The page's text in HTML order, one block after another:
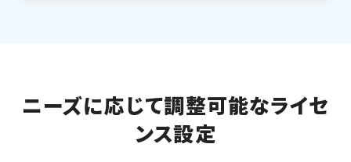
ニーズに応じて調整可能なライセ
ンス設定